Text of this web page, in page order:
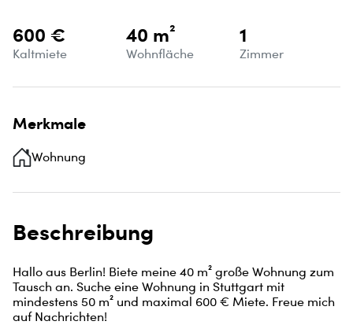
600 €
Kaltmiete
40 m²
Wohnfläche
1
Zimmer
Merkmale
Wohnung
Beschreibung
Hallo aus Berlin! Biete meine 40 m² große Wohnung zum
Tausch an. Suche eine Wohnung in Stuttgart mit
mindestens 50 m² und maximal 600 € Miete. Freue mich
auf Nachrichten!